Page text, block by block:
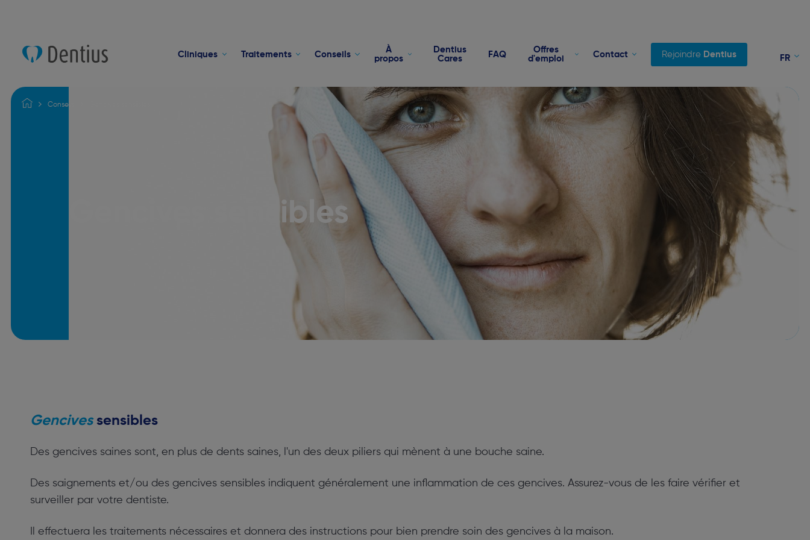
Cliniques Traitements Conseils
À
propos
Dentius
Cares
FAQ
Offres
d'emploi
Contact Rejoindre Dentius FR
Conseils
Gencives sensibles
Gencivessensibles
Des gencives saines sont, en plus de dents saines, l'un des deux piliers qui mènent à une bouche saine.
Des saignements et/ou des gencives sensibles indiquent généralement une inflammation de ces gencives. Assurez-vous de les faire vérifier et
surveiller par votre dentiste.
Il effectuera les traitements nécessaires et donnera des instructions pour bien prendre soin des gencives à la maison.